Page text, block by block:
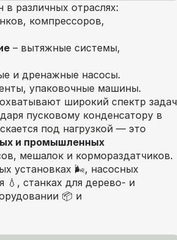
в различных отраслях:
компрессоров,
– вытяжные системы,
и дренажные насосы.
упаковочные машины.
охватывают широкий спектр задач
пусковому конденсатору в
под нагрузкой — это
и промышленных
мешалок и кормораздатчиков.
установках 🌬️, насосных
💧, станках для дерево- и
📦 и